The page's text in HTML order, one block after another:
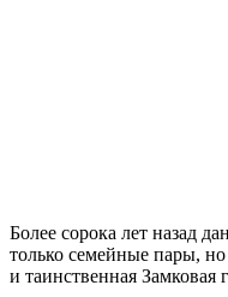
Более сорока лет назад
только семейные пары,
и таинственная